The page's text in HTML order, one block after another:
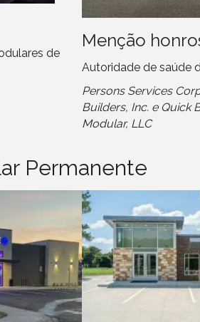
de
Menção
Autoridade de saúde
Persons Services
Builders, Inc. e Quick
Modular, LLC
Permanente